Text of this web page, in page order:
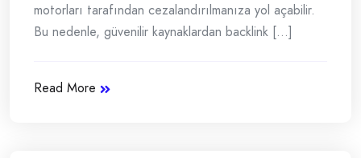
motorları tarafından cezalandırılmanıza yol açabilir.
Bu nedenle, güvenilir kaynaklardan backlink [...]
Read More